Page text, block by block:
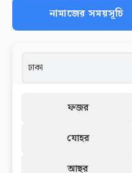
নামাজের সময়সূচি
ফজর
যোহর
আছর